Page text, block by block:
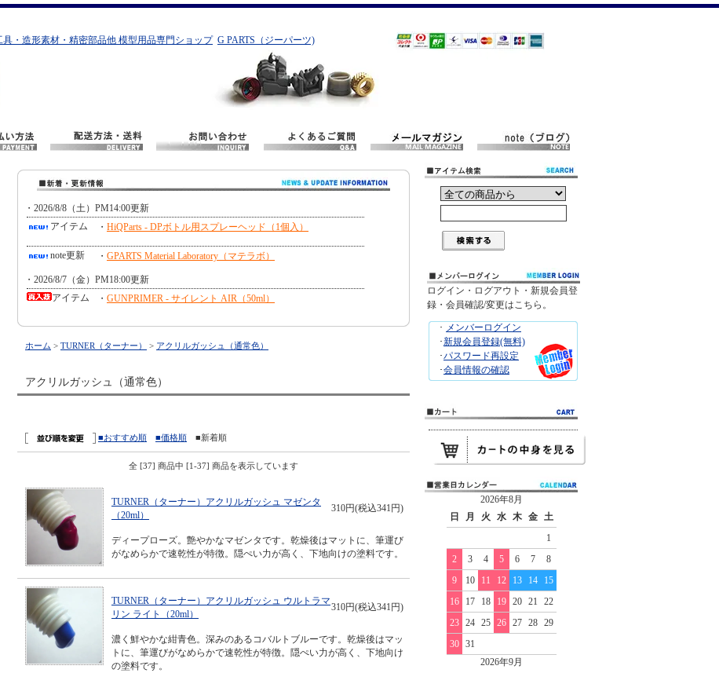
・造形素材・精密部品他 模型用品専門ショップ G PARTS（ジーパーツ)
ホーム > TURNER（ターナー） > アクリルガッシュ（通常色）
アクリルガッシュ（通常色）
■おすすめ順 ■価格順 ■新着順
全 [37] 商品中 [1-37] 商品を表示しています
TURNER（ターナー）アクリルガッシュ マゼンタ
（20ml）
310円(税込341円)
ディープローズ。艶やかなマゼンタです。乾燥後はマットに、筆運び
がなめらかで速乾性が特徴。隠ぺい力が高く、下地向けの塗料です。
TURNER（ターナー）アクリルガッシュ ウルトラマ
リン ライト（20ml）
310円(税込341円)
濃く鮮やかな紺青色。深みのあるコバルトブルーです。乾燥後はマッ
トに、筆運びがなめらかで速乾性が特徴。隠ぺい力が高く、下地向け
の塗料です。
ログイン・ログアウト・新規会員登
録・会員確認/変更はこちら。
･ メンバーログイン
･新規会員登録(無料)
･パスワード再設定
･会員情報の確認
2026年8月
日
月 火 水 木 金
土
1
2
3 4 5 6 7
8
9
10 11 12 13 14
15
16
17 18 19 20 21
22
23
24 25 26 27 28
29
30
31
2026年9月